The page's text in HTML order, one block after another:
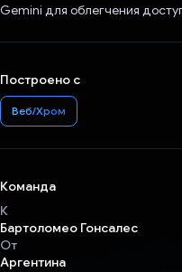
Gemini для облегчения
Построено с
Веб/Хром
Команда
К
Бартоломео Гонсалес
От
Аргентина